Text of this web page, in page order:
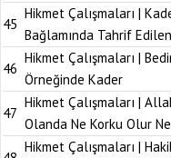
45
Hikmet Çalışmaları |
Bağlamında Tahrif
46
Hikmet Çalışmaları |
Örneğinde Kader
47
Hikmet Çalışmaları |
Olanda Ne Korku Olur
Hikmet Çalışmaları |